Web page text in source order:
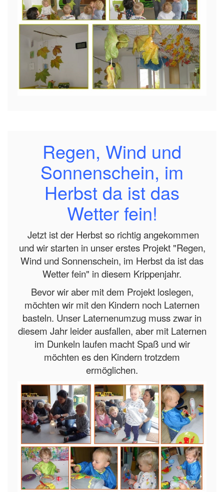
Regen, Wind und
Sonnenschein, im
Herbst da ist das
Wetter fein!
Jetzt ist der Herbst so richtig angekommen
und wir starten in unser erstes Projekt "Regen,
Wind und Sonnenschein, im Herbst da ist das
Wetter fein" in diesem Krippenjahr.
Bevor wir aber mit dem Projekt loslegen,
möchten wir mit den Kindern noch Laternen
basteln. Unser Laternenumzug muss zwar in
diesem Jahr leider ausfallen, aber mit Laternen
im Dunkeln laufen macht Spaß und wir
möchten es den Kindern trotzdem
ermöglichen.